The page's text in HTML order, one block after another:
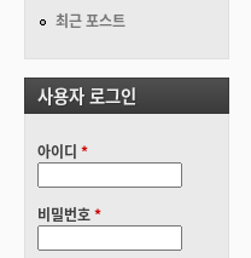
최근 포스트
사용자 로그인
아이디 *
비밀번호*